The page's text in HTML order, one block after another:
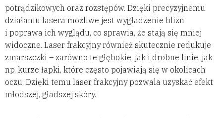
potrądzikowych oraz rozstępów. Dzięki precyzyjnemu
działaniu lasera możliwe jest wygładzenie blizn
i poprawa ich wyglądu, co sprawia, że stają się mniej
widoczne. Laser frakcyjny również skutecznie redukuje
zmarszczki – zarówno te głębokie, jak i drobne linie, jak
np. kurze łapki, które często pojawiają się w okolicach
oczu. Dzięki temu laser frakcyjny pozwala uzyskać efekt
młodszej, gładszej skóry.